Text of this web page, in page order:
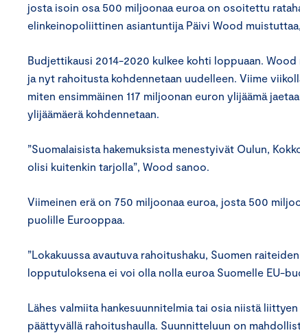
josta isoin osa 500 miljoonaa euroa on osoitettu
elinkeinopoliittinen asiantuntija Päivi Wood
Budjettikausi 2014-2020 kulkee kohti loppuaan.
ja nyt rahoitusta kohdennetaan uudelleen. Viime
miten ensimmäinen 117 miljoonan euron ylijäämä
ylijäämäerä kohdennetaan.
”Suomalaisista hakemuksista menestyivät Oulun,
olisi kuitenkin tarjolla”, Wood sanoo.
Viimeinen erä on 750 miljoonaa euroa, josta 500
puolille Eurooppaa.
”Lokakuussa avautuva rahoitushaku, Suomen
lopputuloksena ei voi olla nolla euroa Suomelle EU-
Lähes valmiita hankesuunnitelmia tai osia niistä
päättyvällä rahoitushaulla. Suunnitteluun on